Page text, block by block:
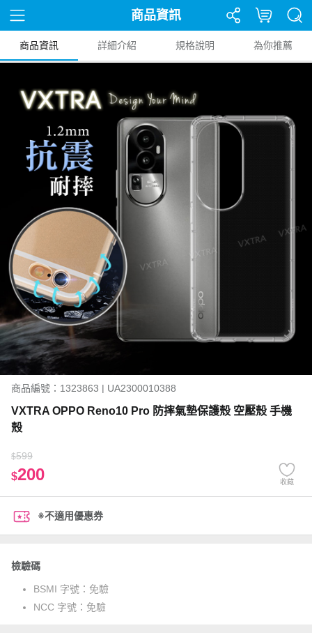
商品資訊
商品資訊 詳細介紹 規格說明 為你推薦
商品編號：1323863 | UA2300010388
VXTRA OPPO Reno10 Pro 防摔氣墊保護殼 空壓殼 手機
殼
$599
$200 收藏
※不適用優惠券
檢驗碼
BSMI 字號： 免驗
NCC 字號： 免驗